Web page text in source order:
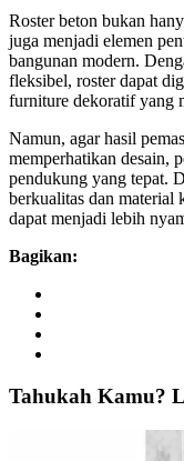
Roster beton bukan
juga menjadi elemen
bangunan modern.
fleksibel, roster dapat
furniture dekoratif yang
Namun, agar hasil
memperhatikan desain,
pendukung yang tepat.
berkualitas dan material
dapat menjadi lebih
Bagikan:
Tahukah Kamu?